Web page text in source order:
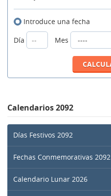
Introduce una fecha
Día
Mes
Calendarios 2092
Días Festivos 2092
Fechas Conmemorativas 2092
Calendario Lunar 2026